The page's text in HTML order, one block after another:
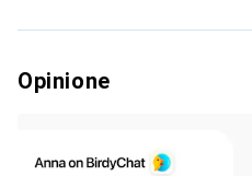
Opinione